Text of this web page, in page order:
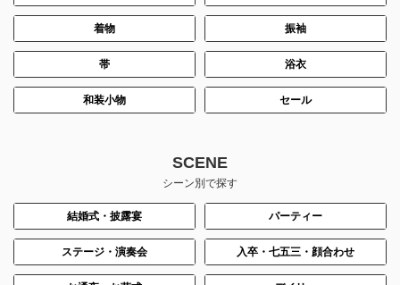
着物 振袖
帯 浴衣
和装小物 セール
SCENE
シーン別で探す
結婚式・披露宴 パーティー
ステージ・演奏会 入卒・七五三・顔合わせ